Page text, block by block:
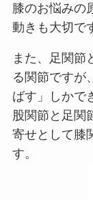
膝のお悩みの
動きも大切で
また、足関節
る関節ですが
ばす」しかで
股関節と足関
寄せとして膝
す。